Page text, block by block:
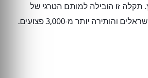
תקלה זו הובילה למותם הטרגי של